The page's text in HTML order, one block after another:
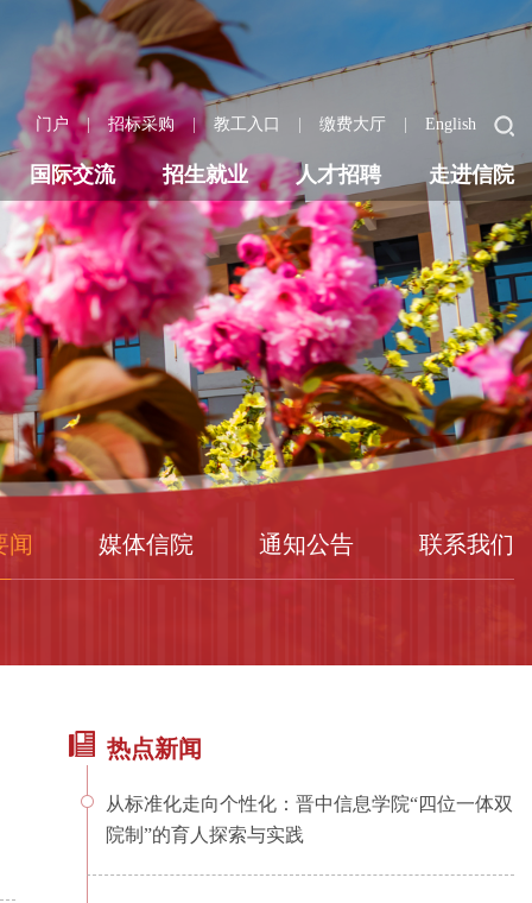
门户 | 招标采购 | 教工入口 | 缴费大厅 | English
国际交流 招生就业 人才招聘 走进信院
闻 媒体信院 通知公告 联系我们
热点新闻
从标准化走向个性化：晋中信息学院“四位一体双
院制”的育人探索与实践